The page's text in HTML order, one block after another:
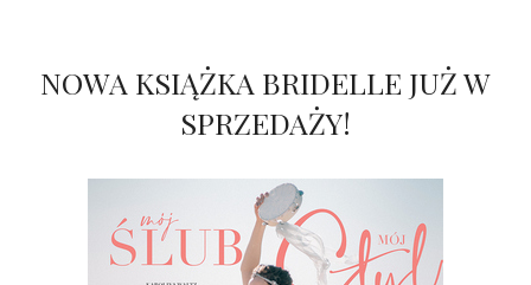
NOWA KSIĄŻKA BRIDELLE JUŻ W
SPRZEDAŻY!